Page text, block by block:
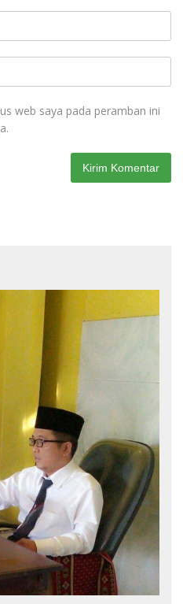
web saya pada peramban ini